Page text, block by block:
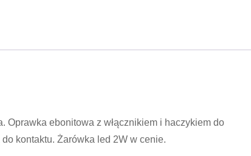
Oprawka ebonitowa z włącznikiem i haczykiem do
kontaktu. Żarówka led 2W w cenie.